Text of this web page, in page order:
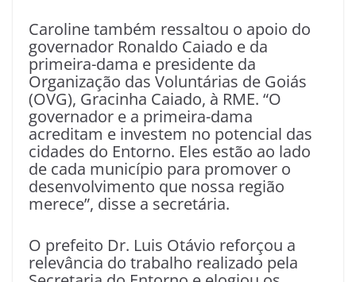
Caroline também ressaltou o apoio do
governador Ronaldo Caiado e da
primeira-dama e presidente da
Organização das Voluntárias de Goiás
(OVG), Gracinha Caiado, à RME. “O
governador e a primeira-dama
acreditam e investem no potencial das
cidades do Entorno. Eles estão ao lado
de cada município para promover o
desenvolvimento que nossa região
merece”, disse a secretária.
O prefeito Dr. Luis Otávio reforçou a
relevância do trabalho realizado pela